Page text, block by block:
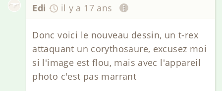
Edi il y a 17 ans
Donc voici le nouveau dessin, un t-rex
attaquant un corythosaure, excusez moi
si l'image est flou, mais avec l'appareil
photo c'est pas marrant